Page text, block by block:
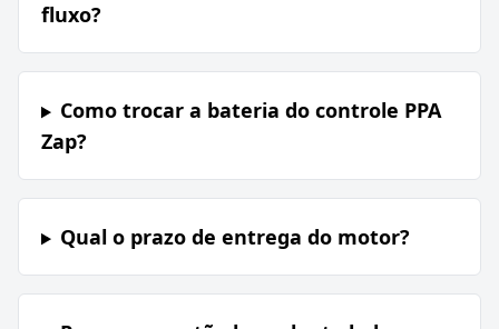
fluxo?
Como trocar a bateria do controle PPA
Zap?
Qual o prazo de entrega do motor?